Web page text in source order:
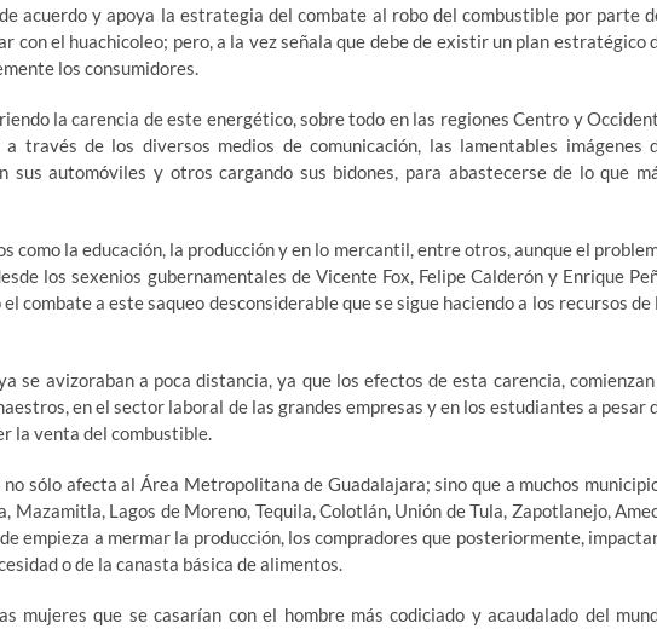
acuerdo y apoya la estrategia del combate al robo del combustible por parte
con el huachicoleo; pero, a la vez señala que debe de existir un plan estratégico
los consumidores.
la carencia de este energético, sobre todo en las regiones Centro y
través de los diversos medios de comunicación, las lamentables imágenes
sus automóviles y otros cargando sus bidones, para abastecerse de lo que
como la educación, la producción y en lo mercantil, entre otros, aunque el
los sexenios gubernamentales de Vicente Fox, Felipe Calderón y Enrique
combate a este saqueo desconsiderable que se sigue haciendo a los recursos de
se avizoraban a poca distancia, ya que los efectos de esta carencia, comienzan
en el sector laboral de las grandes empresas y en los estudiantes a pesar
la venta del combustible.
sólo afecta al Área Metropolitana de Guadalajara; sino que a muchos
Mazamitla, Lagos de Moreno, Tequila, Colotlán, Unión de Tula, Zapotlanejo,
empieza a mermar la producción, los compradores que posteriormente,
o de la canasta básica de alimentos.
mujeres que se casarían con el hombre más codiciado y acaudalado del